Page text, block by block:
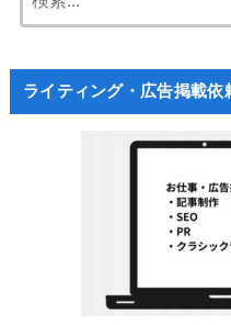
ライティング・広告掲載依